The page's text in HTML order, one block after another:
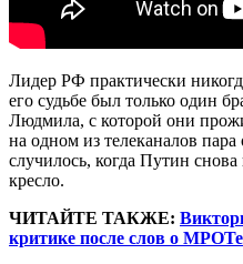
Лидер РФ практически
его судьбе был только один
Людмила, с которой они
на одном из телеканалов
случилось, когда Путин снова
кресло.
ЧИТАЙТЕ ТАКЖЕ:
критике после слов о МРОТе